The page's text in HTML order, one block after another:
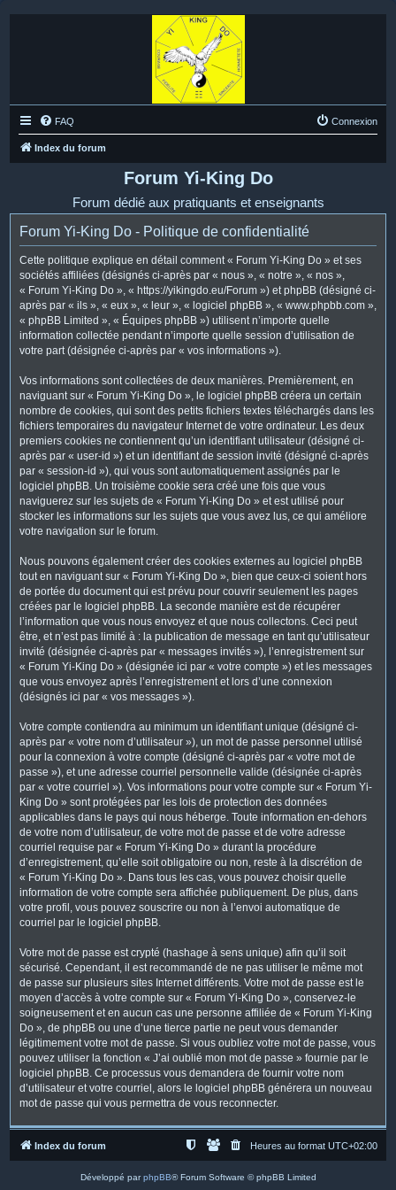
FAQ Connexion
Index du forum
Forum Yi-King Do
Forum dédié aux pratiquants et enseignants
Forum Yi-King Do - Politique de confidentialité
Cette politique explique en détail comment « Forum Yi-King Do » et ses
sociétés affiliées (désignés ci-après par « nous », « notre », « nos »,
« Forum Yi-King Do », « https://yikingdo.eu/Forum ») et phpBB (désigné ci-
après par « ils », « eux », « leur », « logiciel phpBB », « www.phpbb.com »,
« phpBB Limited », « Équipes phpBB ») utilisent n’importe quelle
information collectée pendant n’importe quelle session d’utilisation de
votre part (désignée ci-après par « vos informations »).
Vos informations sont collectées de deux manières. Premièrement, en
naviguant sur « Forum Yi-King Do », le logiciel phpBB créera un certain
nombre de cookies, qui sont des petits fichiers textes téléchargés dans les
fichiers temporaires du navigateur Internet de votre ordinateur. Les deux
premiers cookies ne contiennent qu’un identifiant utilisateur (désigné ci-
après par « user-id ») et un identifiant de session invité (désigné ci-après
par « session-id »), qui vous sont automatiquement assignés par le
logiciel phpBB. Un troisième cookie sera créé une fois que vous
naviguerez sur les sujets de « Forum Yi-King Do » et est utilisé pour
stocker les informations sur les sujets que vous avez lus, ce qui améliore
votre navigation sur le forum.
Nous pouvons également créer des cookies externes au logiciel phpBB
tout en naviguant sur « Forum Yi-King Do », bien que ceux-ci soient hors
de portée du document qui est prévu pour couvrir seulement les pages
créées par le logiciel phpBB. La seconde manière est de récupérer
l’information que vous nous envoyez et que nous collectons. Ceci peut
être, et n’est pas limité à : la publication de message en tant qu’utilisateur
invité (désignée ci-après par « messages invités »), l’enregistrement sur
« Forum Yi-King Do » (désignée ici par « votre compte ») et les messages
que vous envoyez après l’enregistrement et lors d’une connexion
(désignés ici par « vos messages »).
Votre compte contiendra au minimum un identifiant unique (désigné ci-
après par « votre nom d’utilisateur »), un mot de passe personnel utilisé
pour la connexion à votre compte (désigné ci-après par « votre mot de
passe »), et une adresse courriel personnelle valide (désignée ci-après
par « votre courriel »). Vos informations pour votre compte sur « Forum Yi-
King Do » sont protégées par les lois de protection des données
applicables dans le pays qui nous héberge. Toute information en-dehors
de votre nom d’utilisateur, de votre mot de passe et de votre adresse
courriel requise par « Forum Yi-King Do » durant la procédure
d’enregistrement, qu’elle soit obligatoire ou non, reste à la discrétion de
« Forum Yi-King Do ». Dans tous les cas, vous pouvez choisir quelle
information de votre compte sera affichée publiquement. De plus, dans
votre profil, vous pouvez souscrire ou non à l’envoi automatique de
courriel par le logiciel phpBB.
Votre mot de passe est crypté (hashage à sens unique) afin qu’il soit
sécurisé. Cependant, il est recommandé de ne pas utiliser le même mot
de passe sur plusieurs sites Internet différents. Votre mot de passe est le
moyen d’accès à votre compte sur « Forum Yi-King Do », conservez-le
soigneusement et en aucun cas une personne affiliée de « Forum Yi-King
Do », de phpBB ou une d’une tierce partie ne peut vous demander
légitimement votre mot de passe. Si vous oubliez votre mot de passe, vous
pouvez utiliser la fonction « J’ai oublié mon mot de passe » fournie par le
logiciel phpBB. Ce processus vous demandera de fournir votre nom
d’utilisateur et votre courriel, alors le logiciel phpBB générera un nouveau
mot de passe qui vous permettra de vous reconnecter.
Index du forum Heures au format UTC+02:00
Développé parphpBB® Forum Software © phpBB Limited